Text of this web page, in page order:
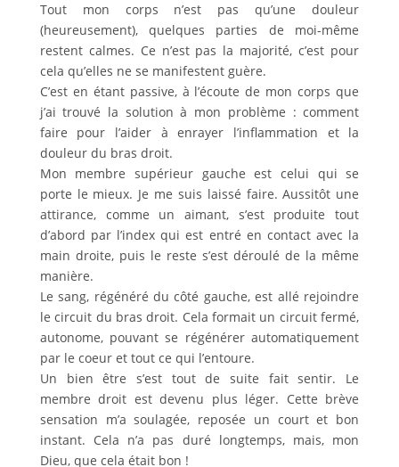
Tout mon corps n’est pas qu’une douleur
(heureusement), quelques parties de moi-même
restent calmes. Ce n’est pas la majorité, c’est pour
cela qu’elles ne se manifestent guère.
C’est en étant passive, à l’écoute de mon corps que
j’ai trouvé la solution à mon problème : comment
faire pour l’aider à enrayer l’inflammation et la
douleur du bras droit.
Mon membre supérieur gauche est celui qui se
porte le mieux. Je me suis laissé faire. Aussitôt une
attirance, comme un aimant, s’est produite tout
d’abord par l’index qui est entré en contact avec la
main droite, puis le reste s’est déroulé de la même
manière.
Le sang, régénéré du côté gauche, est allé rejoindre
le circuit du bras droit. Cela formait un circuit fermé,
autonome, pouvant se régénérer automatiquement
par le coeur et tout ce qui l’entoure.
Un bien être s’est tout de suite fait sentir. Le
membre droit est devenu plus léger. Cette brève
sensation m’a soulagée, reposée un court et bon
instant. Cela n’a pas duré longtemps, mais, mon
Dieu, que cela était bon !